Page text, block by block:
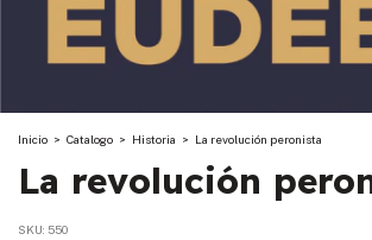
Inicio > Catalogo > Historia > La revolución peronista
La revolución
SKU: 550